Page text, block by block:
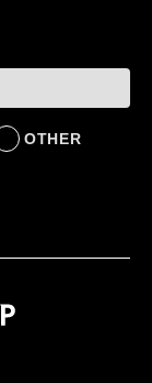
OTHER